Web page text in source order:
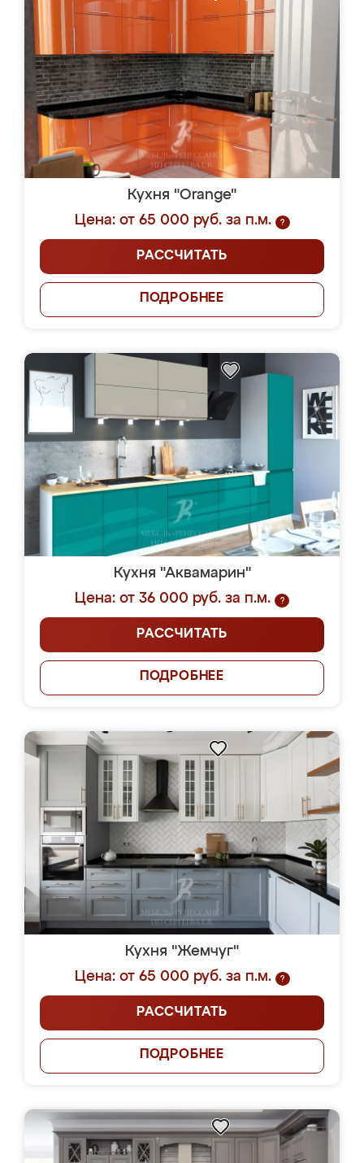
Кухня "Orange"
Цена: от 65 000 руб. за п.м.
?
РАССЧИТАТЬ
ПОДРОБНЕЕ
Кухня "Аквамарин"
Цена: от 36 000 руб. за п.м.
?
РАССЧИТАТЬ
ПОДРОБНЕЕ
Кухня "Жемчуг"
Цена: от 65 000 руб. за п.м.
?
РАССЧИТАТЬ
ПОДРОБНЕЕ